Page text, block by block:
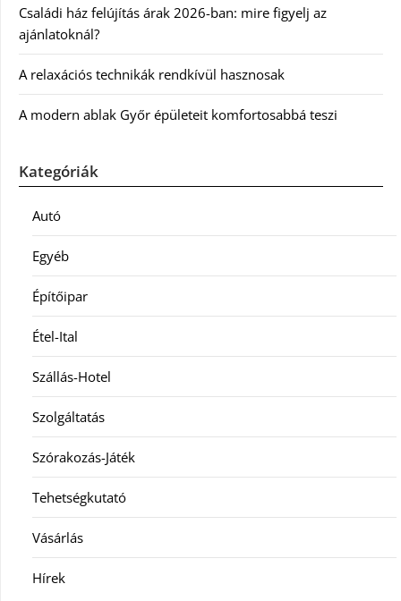
Családi ház felújítás árak 2026-ban: mire figyelj az
ajánlatoknál?
A relaxációs technikák rendkívül hasznosak
A modern ablak Győr épületeit komfortosabbá teszi
Kategóriák
Autó
Egyéb
Építőipar
Étel-Ital
Szállás-Hotel
Szolgáltatás
Szórakozás-Játék
Tehetségkutató
Vásárlás
Hírek